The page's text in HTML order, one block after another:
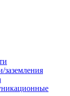
заземления